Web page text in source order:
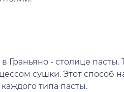
- столице
сушки. Этот способ
типа пасты.